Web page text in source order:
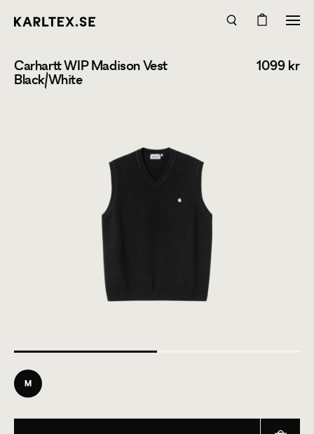
Carhartt WIP Madison Vest
Black/White
1099 kr
M